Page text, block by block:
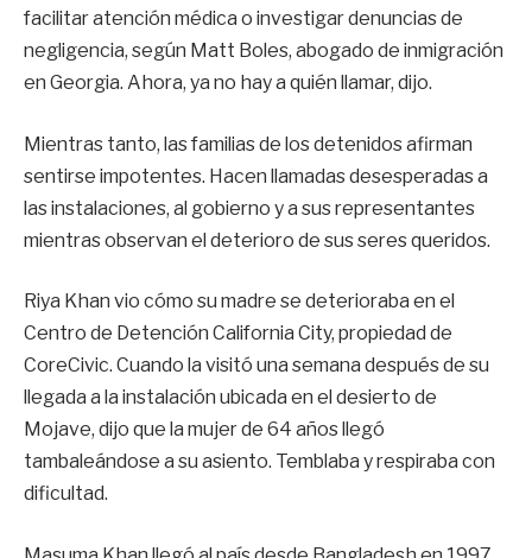
facilitar atención médica o investigar denuncias de
negligencia, según Matt Boles, abogado de inmigración
en Georgia. Ahora, ya no hay a quién llamar, dijo.
Mientras tanto, las familias de los detenidos afirman
sentirse impotentes. Hacen llamadas desesperadas a
las instalaciones, al gobierno y a sus representantes
mientras observan el deterioro de sus seres queridos.
Riya Khan vio cómo su madre se deterioraba en el
Centro de Detención California City, propiedad de
CoreCivic. Cuando la visitó una semana después de su
llegada a la instalación ubicada en el desierto de
Mojave, dijo que la mujer de 64 años llegó
tambaleándose a su asiento. Temblaba y respiraba con
dificultad.